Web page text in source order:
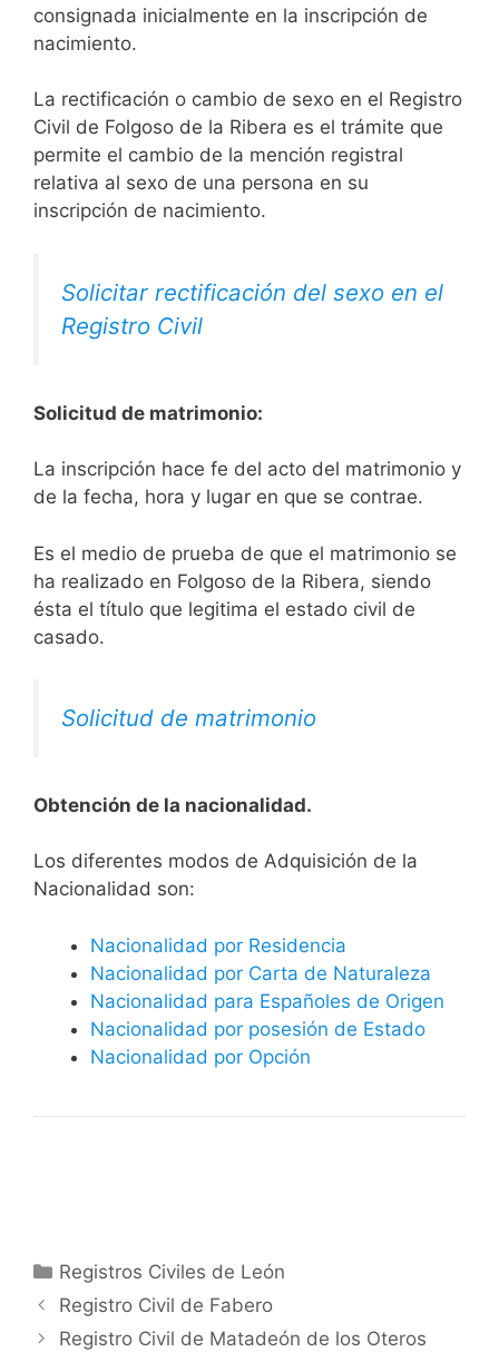
consignada inicialmente en la inscripción de
nacimiento.
La rectificación o cambio de sexo en el Registro
Civil de Folgoso de la Ribera es el trámite que
permite el cambio de la mención registral
relativa al sexo de una persona en su
inscripción de nacimiento.
Solicitar rectificación del sexo en el
Registro Civil
Solicitud de matrimonio:
La inscripción hace fe del acto del matrimonio y
de la fecha, hora y lugar en que se contrae.
Es el medio de prueba de que el matrimonio se
ha realizado en Folgoso de la Ribera, siendo
ésta el título que legitima el estado civil de
casado.
Solicitud de matrimonio
Obtención de la nacionalidad.
​​​Los diferentes modos de Adquisición de la
Nacionalidad son:
Nacionalidad por Residencia
Nacionalidad por Carta de Naturaleza
Nacionalidad para Españoles de Origen
Nacionalidad por posesión de Estado
Nacionalidad por Opción
Categorías
Registros Civiles de León
Registro Civil de Fabero
Registro Civil de Matadeón de los Oteros